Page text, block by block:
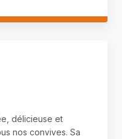
délicieuse et
nos convives. Sa